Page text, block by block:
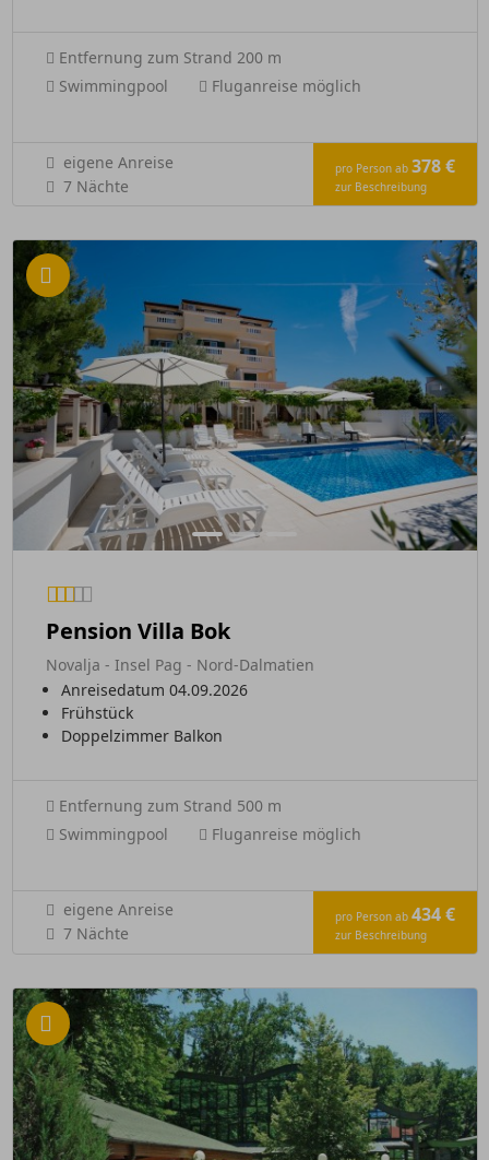
Entfernung zum Strand 200 m
Swimmingpool
Fluganreise möglich
eigene Anreise
7 Nächte
pro Person ab 378 €
zur Beschreibung
Pension Villa Bok
Novalja - Insel Pag - Nord-Dalmatien
Anreisedatum 04.09.2026
Frühstück
Doppelzimmer Balkon
Entfernung zum Strand 500 m
Swimmingpool
Fluganreise möglich
eigene Anreise
7 Nächte
pro Person ab 434 €
zur Beschreibung